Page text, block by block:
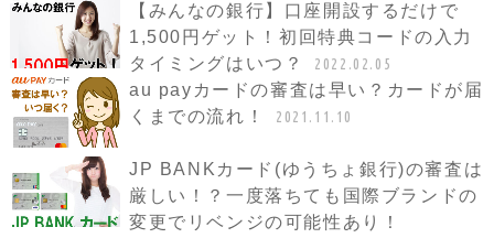
【みんなの銀行】口座開設するだけで
1,500円ゲット！初回特典コードの入力
タイミングはいつ？
2022.02.05
au payカードの審査は早い？カードが届
くまでの流れ！
2021.11.10
JP BANKカード(ゆうちょ銀行)の審査は
厳しい！？一度落ちても国際ブランドの
変更でリベンジの可能性あり！